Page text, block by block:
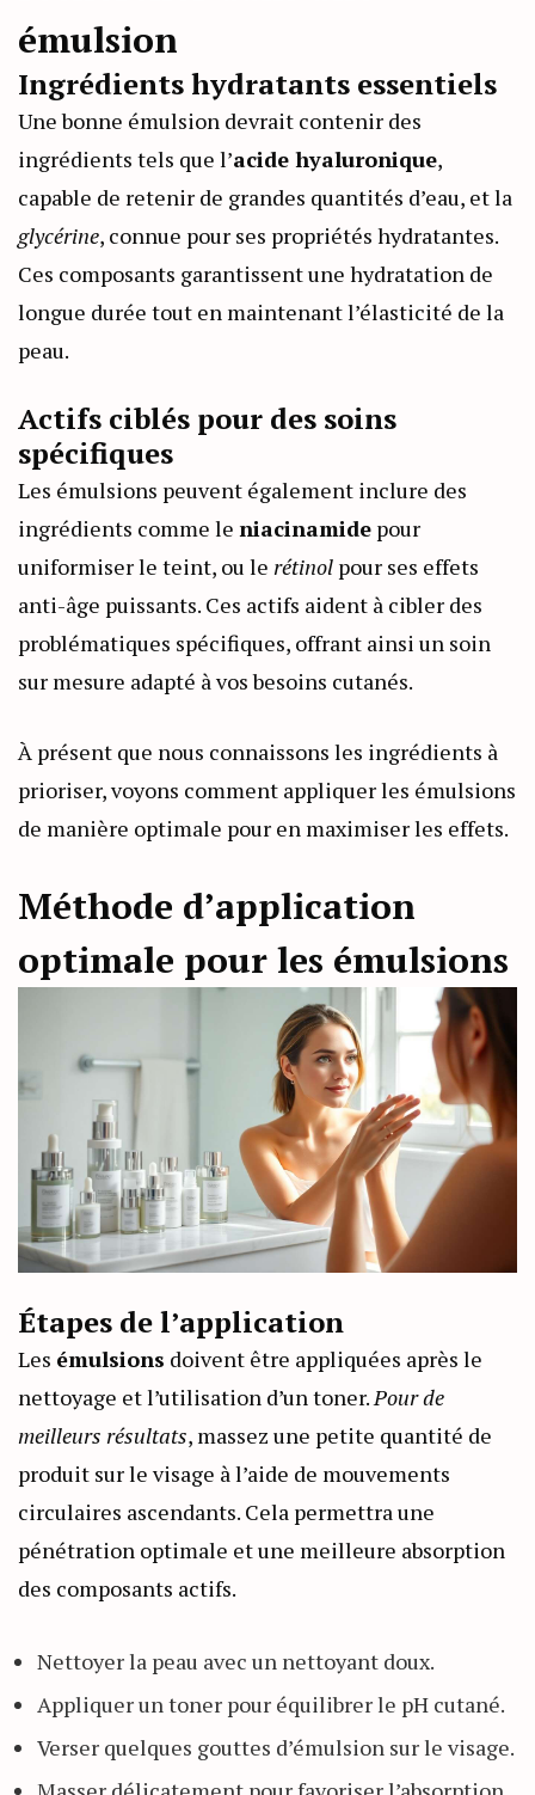
émulsion
Ingrédients hydratants essentiels
Une bonne émulsion devrait contenir des
ingrédients tels que l’acide hyaluronique,
capable de retenir de grandes quantités d’eau, et la
glycérine, connue pour ses propriétés hydratantes.
Ces composants garantissent une hydratation de
longue durée tout en maintenant l’élasticité de la
peau.
Actifs ciblés pour des soins
spécifiques
Les émulsions peuvent également inclure des
ingrédients comme le niacinamide pour
uniformiser le teint, ou le rétinol pour ses effets
anti-âge puissants. Ces actifs aident à cibler des
problématiques spécifiques, offrant ainsi un soin
sur mesure adapté à vos besoins cutanés.
À présent que nous connaissons les ingrédients à
prioriser, voyons comment appliquer les émulsions
de manière optimale pour en maximiser les effets.
Méthode d’application
optimale pour les émulsions
Étapes de l’application
Les émulsions doivent être appliquées après le
nettoyage et l’utilisation d’un toner.Pour de
meilleurs résultats, massez une petite quantité de
produit sur le visage à l’aide de mouvements
circulaires ascendants. Cela permettra une
pénétration optimale et une meilleure absorption
des composants actifs.
Nettoyer la peau avec un nettoyant doux.
Appliquer un toner pour équilibrer le pH cutané.
Verser quelques gouttes d’émulsion sur le visage.